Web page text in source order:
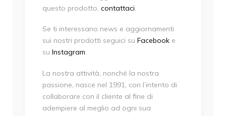
questo prodotto,contattaci.
Se ti interessano news e aggiornamenti
sui nostri prodotti seguici suFacebook e
suInstagram.
La nostra attività, nonché la nostra
passione, nasce nel 1991, con l’intento di
collaborare con il cliente al fine di
adempiere al meglio ad ogni sua